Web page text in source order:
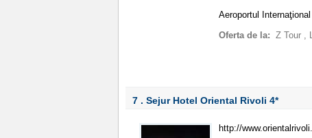
Aeroportul
Oferta de la: Z Tour ,
7 . Sejur Hotel Oriental Rivoli 4*
http://